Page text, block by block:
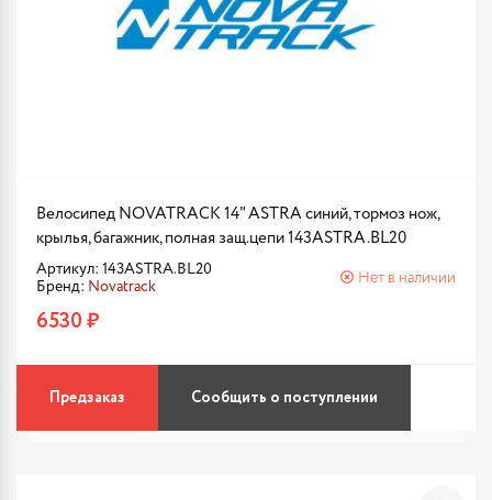
Велосипед NOVATRACK 14" ASTRA синий, тормоз нож,
крылья, багажник, полная защ.цепи 143ASTRA.BL20
Артикул: 143ASTRA.BL20
Бренд: Novatrack
Нет в наличии
6530 ₽
Предзаказ Сообщить о поступлении